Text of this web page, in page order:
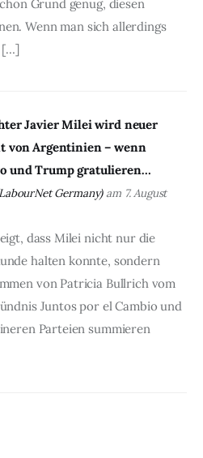
Grund genug, diesen
Wenn man sich allerdings
[…]
Javier Milei wird neuer
von Argentinien – wenn
und Trump gratulieren…
Germany)am 7. August
dass Milei nicht nur die
halten konnte, sondern
von Patricia Bullrich vom
Juntos por el Cambio und
Parteien summieren